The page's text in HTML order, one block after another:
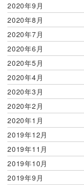
2020年9月
2020年8月
2020年7月
2020年6月
2020年5月
2020年4月
2020年3月
2020年2月
2020年1月
2019年12月
2019年11月
2019年10月
2019年9月